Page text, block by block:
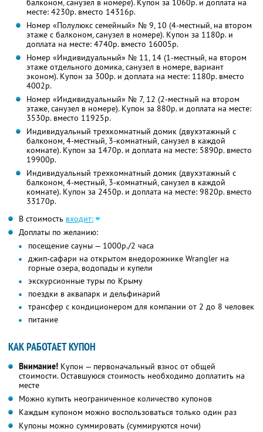
балконом, санузел в номере). Купон за 1060р. и доплата на
месте: 4230р. вместо 14316р.
Номер «Полулюкс семейный» № 9, 10 (4-местный, на втором
этаже с балконом, санузел в номере). Купон за 1180р. и
доплата на месте: 4740р. вместо 16005р.
Номер «Индивидуальный» № 11, 14 (1-местный, на втором
этаже отдельного домика, санузел в номере, вариант
эконом). Купон за 300р. и доплата на месте: 1180р. вместо
4002р.
Номер «Индивидуальный» № 7, 12 (2-местный на втором
этаже, санузел в номере). Купон за 880р. и доплата на месте:
3530р. вместо 11925р.
Индивидуальный трехкомнатный домик (двухэтажный с
балконом, 4-местный, 3-комнатный, санузел в каждой
комнате). Купон за 1470р. и доплата на месте: 5890р. вместо
19900р.
Индивидуальный трехкомнатный домик (двухэтажный с
балконом, 4-местный, 3-комнатный, санузел в каждой
комнате). Купон за 2450р. и доплата на месте: 9820р. вместо
33170р.
В стоимость входит:
Доплаты по желанию:
посещение сауны — 1000р./2 часа
джип-сафари на открытом внедорожнике Wrangler на
горные озера, водопады и купели
экскурсионные туры по Крыму
поездки в аквапарк и дельфинарий
трансфер с кондиционером для компании от 2 до 8 человек
питание
КАК РАБОТАЕТ КУПОН
Внимание! Купон — первоначальный взнос от общей
стоимости. Оставшуюся стоимость необходимо доплатить на
месте
Можно купить неограниченное количество купонов
Каждым купоном можно воспользоваться только один раз
Купоны можно суммировать (суммируются ночи)